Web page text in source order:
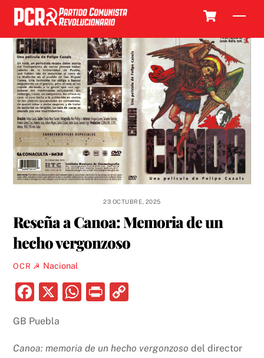
Skip
content
23 OCTUBRE, 2025
Reseña a Canoa: Memoria de un
hecho vergonzoso
OCR ☭ Nacional
F
c
e
X
W
s
P
y
GB Puebla
Canoa: memoria de un hecho vergonzoso del director